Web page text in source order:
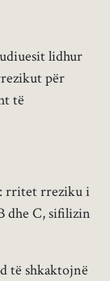
lidhur
për
të
rritet rreziku i
C, sifilizin
të shkaktojnë